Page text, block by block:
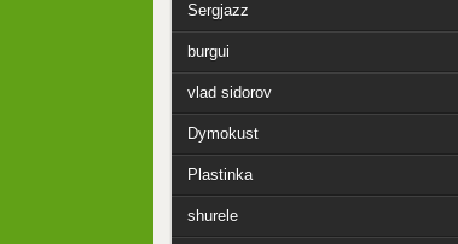
Sergjazz
burgui
vlad sidorov
Dymokust
Plastinka
shurele